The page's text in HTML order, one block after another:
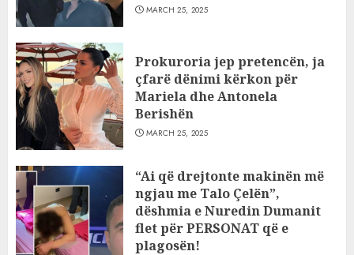
MARCH 25, 2025
Prokuroria jep pretencën, ja
çfarë dënimi kërkon për
Mariela dhe Antonela
Berishën
MARCH 25, 2025
“Ai që drejtonte makinën më
ngjau me Talo Çelën”,
dëshmia e Nuredin Dumanit
flet për PERSONAT që e
plagosën!